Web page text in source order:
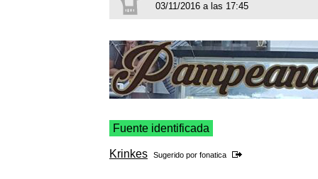
03/11/2016 a las 17:45
Fuente identificada
Krinkes Sugerido por fonatica